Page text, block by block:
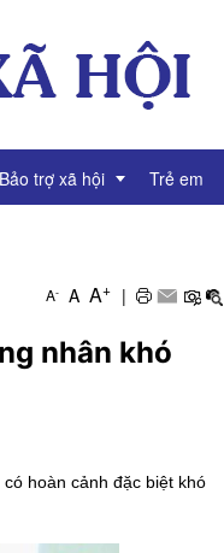
Bảo trợ xã hội
Giảm nghèo
Bình đẳng giới
Trẻ em
A- A A+ |
nhân khó
hoàn cảnh đặc biệt khó